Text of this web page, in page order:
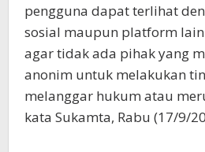
pengguna dapat terlihat
sosial maupun platform
agar tidak ada pihak yang
anonim untuk melakukan
melanggar hukum atau
kata Sukamta, Rabu (17/9/